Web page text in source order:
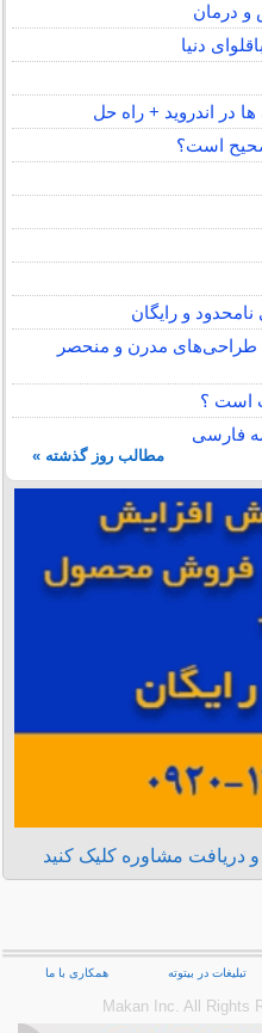
و درمان
دنیا
در اندروید + راه حل
صحیح است؟
طراحی‌های مدرن و منحصر
است ؟
فارسی
مطالب روز گذشته »
دریافت مشاوره کلیک کنید
تبلیغات در بیتوته همکاری با ما
Makan Inc.‎ All Rights